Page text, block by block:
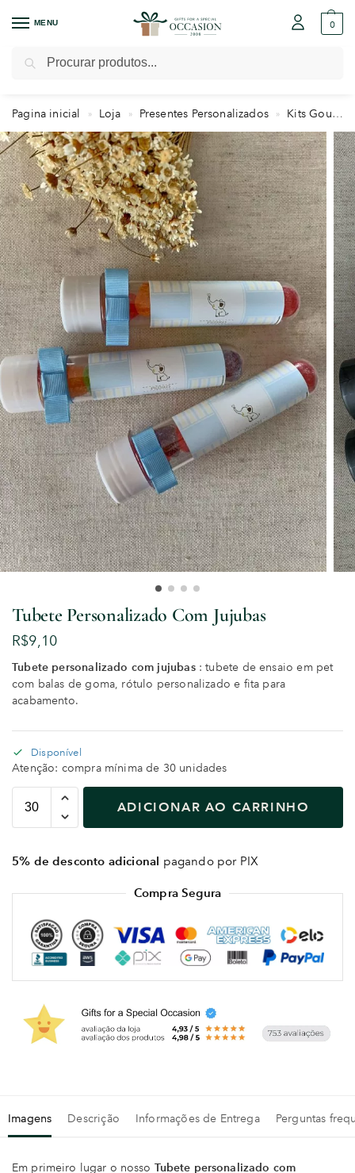
MENU 0
Pagina inicial » Loja » Presentes Personalizados » Kits Gourmet
Tubete Personalizado Com Jujubas
R$9,10
Tubete personalizado com jujubas : tubete de ensaio em pet
com balas de goma, rótulo personalizado e fita para
acabamento.
Disponível
Atenção: compra mínima de 30 unidades
ADICIONAR AO CARRINHO
5% de desconto adicional pagando por PIX
Compra Segura
Imagens Descrição Informações de Entrega Perguntas
Em primeiro lugar o nosso Tubete personalizado com